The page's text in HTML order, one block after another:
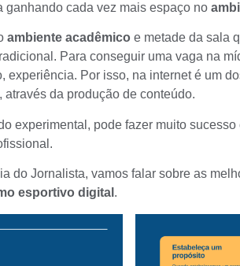
ganhando cada vez mais espaço no
ambiente acadêmico e metade da sala
Para conseguir uma vaga na
experiência. Por isso, na internet é um
da produção de conteúdo.
experimental, pode fazer muito
do Jornalista, vamos falar sobre as
esportivo digital .